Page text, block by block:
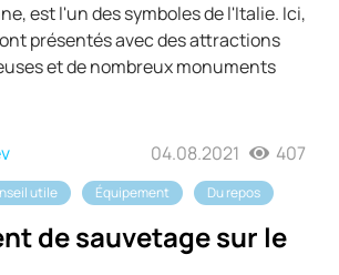
est l'un des symboles de l'Italie. Ici,
présentés avec des attractions
et de nombreux monuments
04.08.2021 407
utile Équipement Du repos
de sauvetage sur le